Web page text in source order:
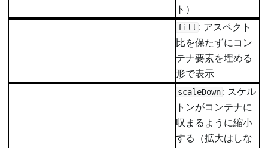
ト）
fill : アスペクト
比を保たずにコン
テナ要素を埋める
形で表示
scaleDown : スケル
トンがコンテナに
収まるように縮小
する（拡大はしな